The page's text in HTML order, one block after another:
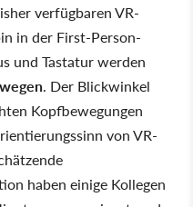
verfügbaren VR-
in der First-Person-
und Tastatur werden
. Der Blickwinkel
Kopfbewegungen
von VR-
haben einige Kollegen